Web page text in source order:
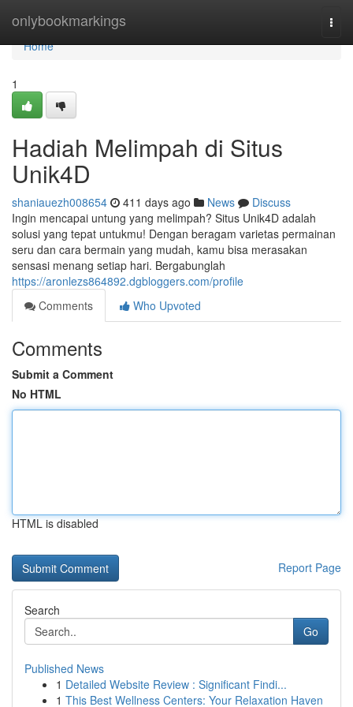
onlybookmarkings
Home
Home
1
Hadiah Melimpah di Situs
Unik4D
shaniauezh008654 411 days ago News
Discuss
Ingin mencapai untung yang melimpah? Situs Unik4D adalah
solusi yang tepat untukmu! Dengan beragam varietas permainan
seru dan cara bermain yang mudah, kamu bisa merasakan
sensasi menang setiap hari. Bergabunglah
https://aronlezs864892.dgbloggers.com/profile
Comments
Who Upvoted
Comments
Submit a Comment
No HTML
HTML is disabled
Report Page
Search
Go
Published News
1 Detailed Website Review : Significant Findi...
1 This Best Wellness Centers: Your Relaxation Haven